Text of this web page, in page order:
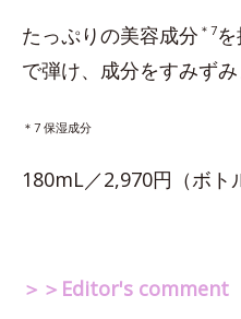
たっぷりの美容成分 ＊7
で弾け、成分をすみずみ
＊7 保湿成分
180mL／2,970円（ボト
＞＞Editor's comment